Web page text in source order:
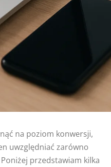
na poziom konwersji,
uwzględniać zarówno
przedstawiam kilka